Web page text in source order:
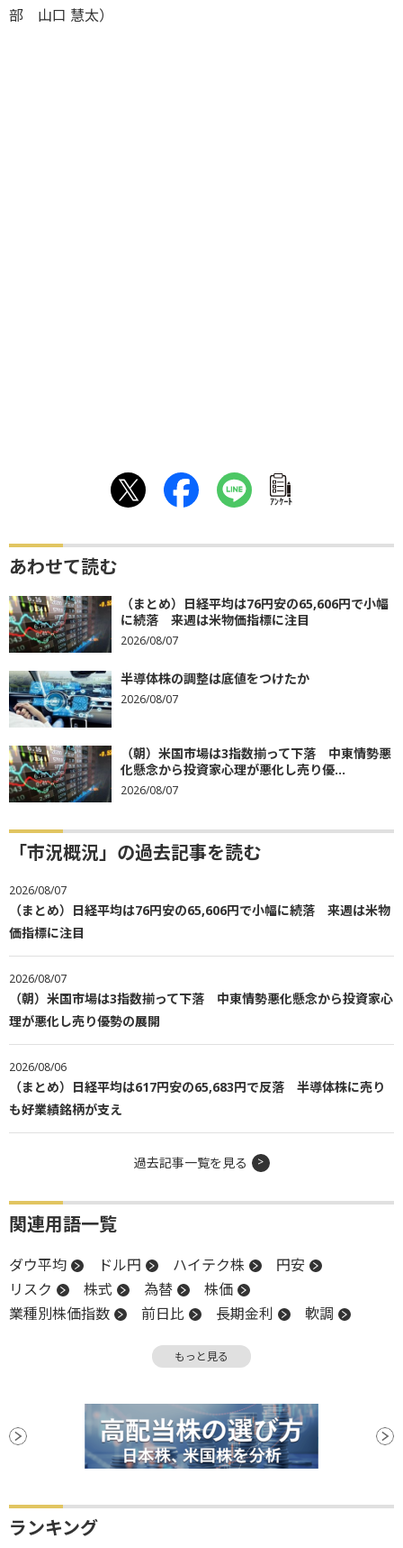
部 山口 慧太）
ｱﾝｹｰﾄ
あわせて読む
（まとめ）日経平均は76円安の65,606円で小幅
に続落 来週は米物価指標に注目
2026/08/07
半導体株の調整は底値をつけたか
2026/08/07
（朝）米国市場は3指数揃って下落 中東情勢悪
化懸念から投資家心理が悪化し売り優...
2026/08/07
「市況概況」の過去記事を読む
2026/08/07
（まとめ）日経平均は76円安の65,606円で小幅に続落 来週は米物
価指標に注目
2026/08/07
（朝）米国市場は3指数揃って下落 中東情勢悪化懸念から投資家心
理が悪化し売り優勢の展開
2026/08/06
（まとめ）日経平均は617円安の65,683円で反落 半導体株に売り
も好業績銘柄が支え
過去記事一覧を見る
関連用語一覧
ダウ平均 ドル円 ハイテク株
円安
リスク
株式 為替
株価
業種別株価指数
前日比 長期金利
軟調
株価指数 業績見通し
地政学リスク
反落
もっと見る
ランキング